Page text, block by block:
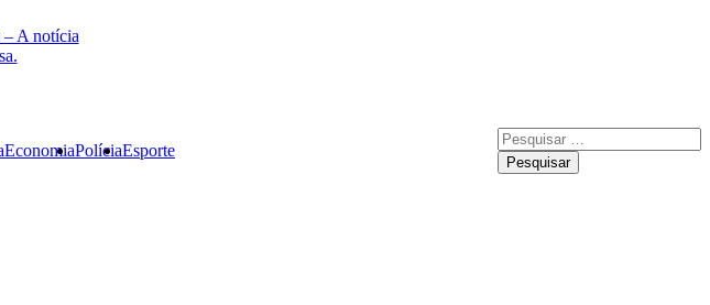
EconomiaPolíciaEsporte
Pesquisar
por: